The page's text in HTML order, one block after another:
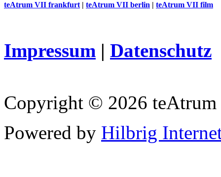
teAtrum VII frankfurt | teAtrum VII berlin | teAtrum VII film
Impressum | Datenschutz
Copyright © 2026
Powered by Hilbrig